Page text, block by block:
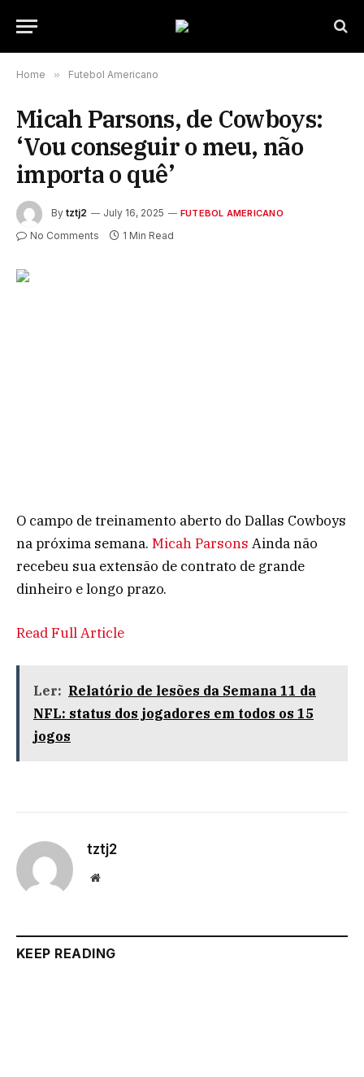
Home » Futebol Americano
Micah Parsons, de Cowboys:
‘Vou conseguir o meu, não
importa o quê’
By tztj2 July 16, 2025 FUTEBOL AMERICANO
No Comments 1 Min Read
O campo de treinamento aberto do Dallas Cowboys
na próxima semana. Micah Parsons Ainda não
recebeu sua extensão de contrato de grande
dinheiro e longo prazo.
Read Full Article
Ler: Relatório de lesões da Semana 11 da
NFL: status dos jogadores em todos os 15
jogos
tztj2
Website
KEEP READING